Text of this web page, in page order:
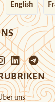
English
uns